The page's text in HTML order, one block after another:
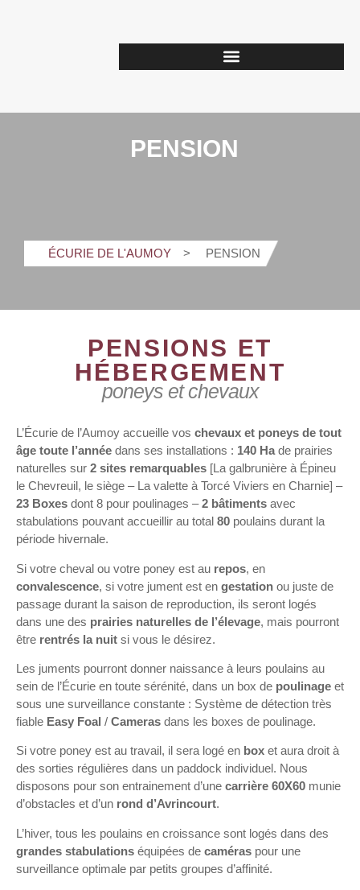
PENSION
ÉCURIE DE L'AUMOY PENSION
PENSIONS ET
HÉBERGEMENT
poneys et chevaux
L’Écurie de l’Aumoy accueille vos chevaux et poneys de tout
âge toute l’année dans ses installations : 140 Ha de prairies
naturelles sur 2 sites remarquables [La galbrunière à Épineu
le Chevreuil, le siège – La valette à Torcé Viviers en Charnie] –
23 Boxes dont 8 pour poulinages –2 bâtiments avec
stabulations pouvant accueillir au total 80 poulains durant la
période hivernale.
Si votre cheval ou votre poney est au repos, en
convalescence, si votre jument est en gestation ou juste de
passage durant la saison de reproduction, ils seront logés
dans une des prairies naturelles de l’élevage, mais pourront
être rentrés la nuit si vous le désirez.
Les juments pourront donner naissance à leurs poulains au
sein de l’Écurie en toute sérénité, dans un box de poulinage et
sous une surveillance constante : Système de détection très
fiable Easy Foal / Cameras dans les boxes de poulinage.
Si votre poney est au travail, il sera logé en box et aura droit à
des sorties régulières dans un paddock individuel. Nous
disposons pour son entrainement d’une carrière 60X60 munie
d’obstacles et d’un rond d’Avrincourt.
L’hiver, tous les poulains en croissance sont logés dans des
grandes stabulations équipées de caméras pour une
surveillance optimale par petits groupes d’affinité.